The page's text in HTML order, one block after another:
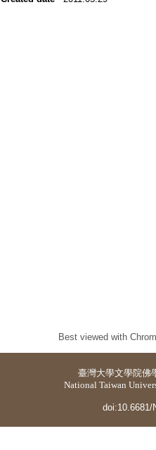
Best viewed with
臺灣大學文學院佛
National Taiwan
doi:10.6681/